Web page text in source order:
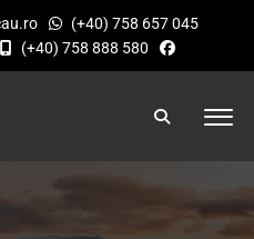
(+40) 758 657 045
(+40) 758 888 580